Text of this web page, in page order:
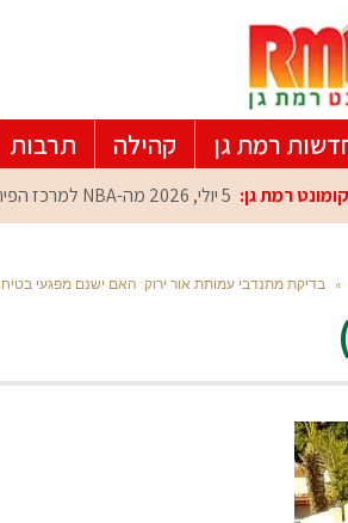
רמת גן קהילה תרבות
רמת גן: 5 יולי, 2026 מה-NBA למרכז הפיתוח ברמת גן: עומרי כספי במפגש הוקרה מיוחד
» בדיקת מתנדבי עמותת אור ירוק: האם ישנם מפגעי